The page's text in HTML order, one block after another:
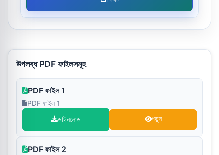
উপলব্ধ PDF ফাইলসমূহ
PDF ফাইল 1
PDF ফাইল 1
ডাউনলোড পড়ুন
PDF ফাইল 2